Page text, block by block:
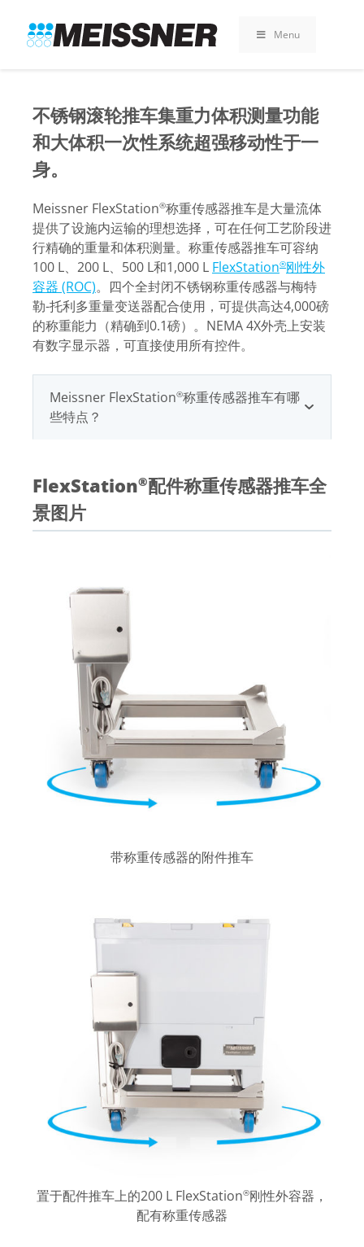
search
footer
Menu
不锈钢滚轮推车集重力体积测量功能
和大体积一次性系统超强移动性于一
身。
Meissner FlexStation®称重传感器推车是大量流体
提供了设施内运输的理想选择，可在任何工艺阶段进
行精确的重量和体积测量。称重传感器推车可容纳
100 L、200 L、500 L和1,000 L FlexStation®刚性外
容器 (ROC)。四个全封闭不锈钢称重传感器与梅特
勒-托利多重量变送器配合使用，可提供高达4,000磅
的称重能力（精确到0.1磅）。NEMA 4X外壳上安装
有数字显示器，可直接使用所有控件。
Meissner FlexStation®称重传感器推车有哪
些特点？
FlexStation®配件称重传感器推车全
景图片
带称重传感器的附件推车
置于配件推车上的200 L FlexStation®刚性外容器，
配有称重传感器